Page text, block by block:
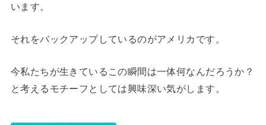
います。
それをバックアップしているのがアメリカです。
今私たちが生きているこの瞬間は一体何なんだろうか？
と考えるモチーフとしては興味深い気がします。